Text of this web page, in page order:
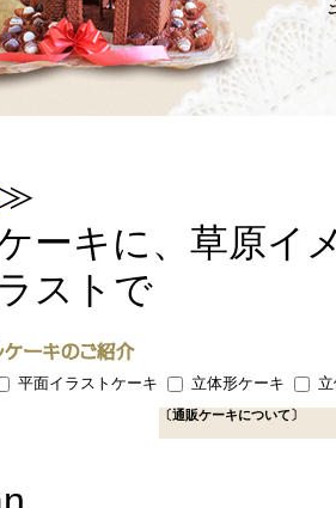
ーキに、草原イ
ストで
平面イラストケーキ 立体形ケーキ
〔通販ケーキについて〕